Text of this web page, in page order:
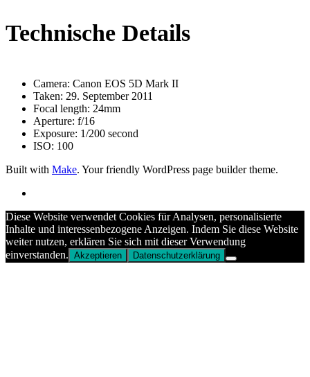
Technische Details
Camera: Canon EOS 5D Mark II
Taken: 29. September 2011
Focal length: 24mm
Aperture: f/16
Exposure: 1/200 second
ISO: 100
Built with Make. Your friendly WordPress page builder theme.
Diese Website verwendet Cookies für Analysen, personalisierte
Inhalte und interessenbezogene Anzeigen. Indem Sie diese Website
weiter nutzen, erklären Sie sich mit dieser Verwendung
einverstanden. Akzeptieren Datenschutzerklärung